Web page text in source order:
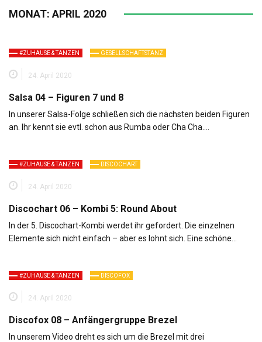
MONAT: APRIL 2020
#ZUHAUSE & TANZEN GESELLSCHAFTSTANZ
24. April 2020
Salsa 04 – Figuren 7 und 8
In unserer Salsa-Folge schließen sich die nächsten beiden Figuren
an. Ihr kennt sie evtl. schon aus Rumba oder Cha Cha….
#ZUHAUSE & TANZEN DISCOCHART
24. April 2020
Discochart 06 – Kombi 5: Round About
In der 5. Discochart-Kombi werdet ihr gefordert. Die einzelnen
Elemente sich nicht einfach – aber es lohnt sich. Eine schöne…
#ZUHAUSE & TANZEN DISCOFOX
24. April 2020
Discofox 08 – Anfängergruppe Brezel
In unserem Video dreht es sich um die Brezel mit drei